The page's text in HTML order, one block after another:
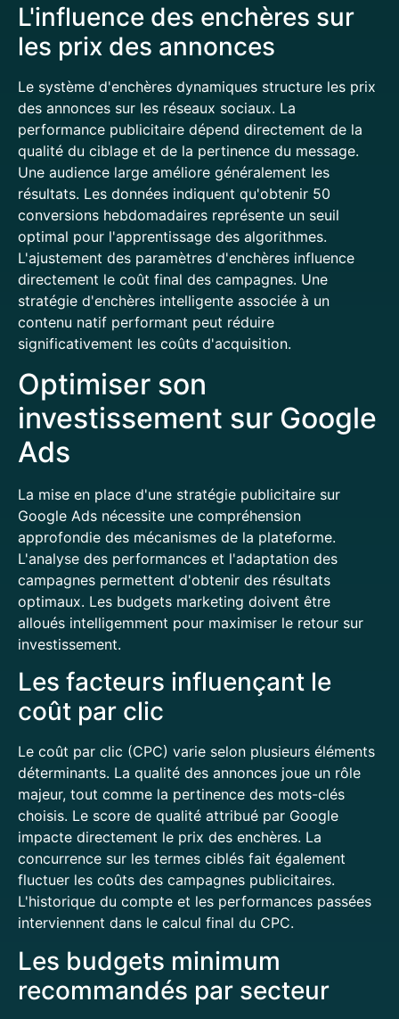
L'influence des enchères sur
les prix des annonces
Le système d'enchères dynamiques structure les prix
des annonces sur les réseaux sociaux. La
performance publicitaire dépend directement de la
qualité du ciblage et de la pertinence du message.
Une audience large améliore généralement les
résultats. Les données indiquent qu'obtenir 50
conversions hebdomadaires représente un seuil
optimal pour l'apprentissage des algorithmes.
L'ajustement des paramètres d'enchères influence
directement le coût final des campagnes. Une
stratégie d'enchères intelligente associée à un
contenu natif performant peut réduire
significativement les coûts d'acquisition.
Optimiser son
investissement sur Google
Ads
La mise en place d'une stratégie publicitaire sur
Google Ads nécessite une compréhension
approfondie des mécanismes de la plateforme.
L'analyse des performances et l'adaptation des
campagnes permettent d'obtenir des résultats
optimaux. Les budgets marketing doivent être
alloués intelligemment pour maximiser le retour sur
investissement.
Les facteurs influençant le
coût par clic
Le coût par clic (CPC) varie selon plusieurs éléments
déterminants. La qualité des annonces joue un rôle
majeur, tout comme la pertinence des mots-clés
choisis. Le score de qualité attribué par Google
impacte directement le prix des enchères. La
concurrence sur les termes ciblés fait également
fluctuer les coûts des campagnes publicitaires.
L'historique du compte et les performances passées
interviennent dans le calcul final du CPC.
Les budgets minimum
recommandés par secteur